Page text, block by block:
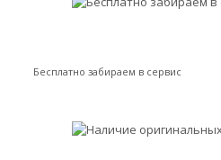
Бесплатно забираем в сервис